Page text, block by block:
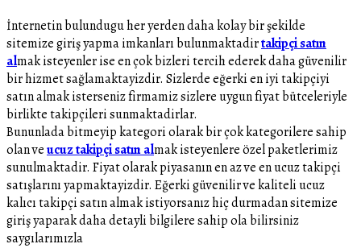
İnternetin bulundugu her yerden daha kolay bir şekilde
sitemize giriş yapma imkanları bulunmaktadirtakipçi satın
almak isteyenler ise en çok bizleri tercih ederek daha güvenilir
bir hizmet sağlamaktayizdir. Sizlerde eğerki en iyi takipçiyi
satın almak isterseniz firmamiz sizlere uygun fiyat bütceleriyle
birlikte takipçileri sunmaktadirlar.
Bununlada bitmeyip kategori olarak bir çok kategorilere sahip
olan veucuz takipçi satın almak isteyenlere özel paketlerimiz
sunulmaktadir. Fiyat olarak piyasanın en az ve en ucuz takipçi
satışlarını yapmaktayizdir. Eğerki güvenilir ve kaliteli ucuz
kalıcı takipçi satın almak istiyorsanız hiç durmadan sitemize
giriş yaparak daha detayli bilgilere sahip ola bilirsiniz
saygılarımızla